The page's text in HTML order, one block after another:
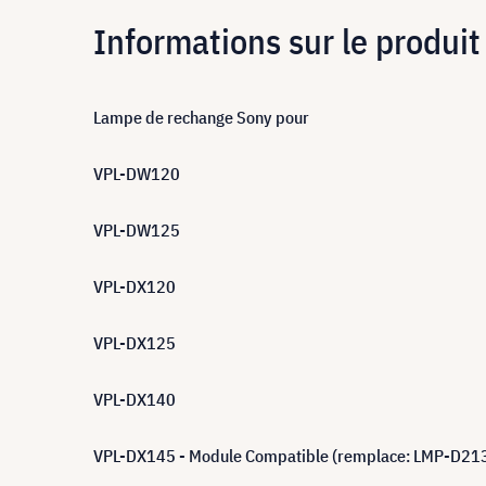
Informations sur le produit
Lampe de rechange Sony pour
VPL-DW120
VPL-DW125
VPL-DX120
VPL-DX125
VPL-DX140
VPL-DX145 - Module Compatible (remplace: LMP-